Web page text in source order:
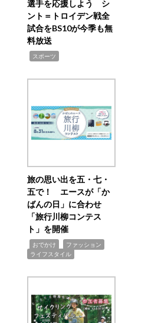
選手を応援しよう シ
ント＝トロイデン戦全
試合をBS10が今季も無
料放送
スポーツ
旅の思い出を五・七・
五で！ エースが「か
ばんの日」に合わせ
「旅行川柳コンテス
ト」を開催
おでかけ ファッション
ライフスタイル